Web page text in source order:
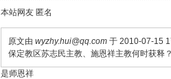
本站网友 匿名
原文由 wyzhy.hui@qq.com于 2010-07-15
保定教区苏志民主教、施恩祥主教何时获释
是师恩祥